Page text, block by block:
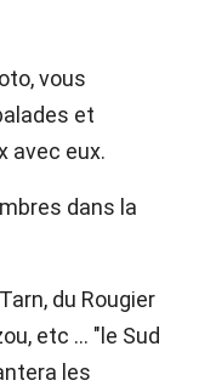
vous
et
avec eux.
dans la
du Rougier
etc ... "le Sud
les